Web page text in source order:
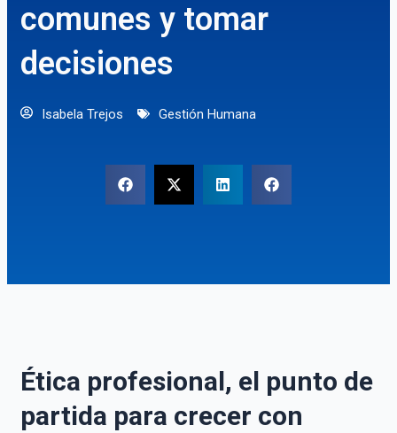
comunes y tomar
decisiones
Isabela Trejos Gestión Humana
Ética profesional, el punto de
partida para crecer con